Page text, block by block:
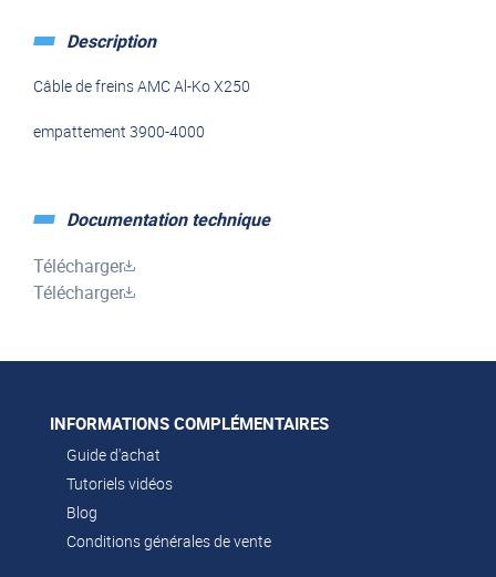
Description
Câble de freins AMC Al-Ko X250
empattement 3900-4000
Documentation technique
Télécharger
Télécharger
INFORMATIONS COMPLÉMENTAIRES
Guide d'achat
Tutoriels vidéos
Blog
Conditions générales de vente